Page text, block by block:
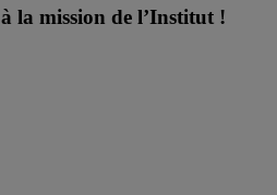
la mission de l’Institut !